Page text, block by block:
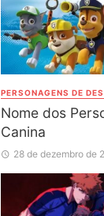
PERSONAGENS DE
Nome dos
Canina
28 de dezembro de